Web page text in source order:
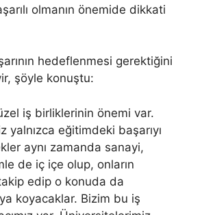
olmanın önemide dikkati
hedeflenmesi gerektiğini
şöyle konuştu:
iş birliklerinin önemi var.
yalnızca eğitimdeki başarıyı
aynı zamanda sanayi,
de iç içe olup, onların
takip edip o konuda da
koyacaklar. Bizim bu iş